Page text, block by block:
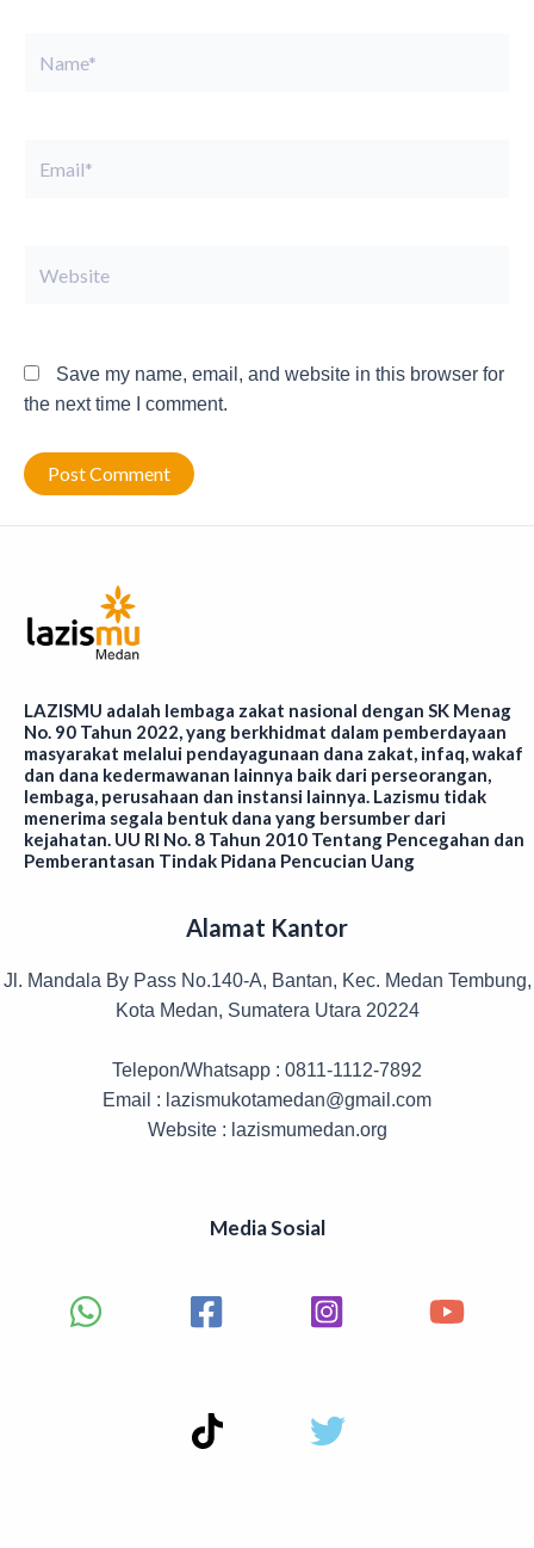
Save my name, email, and website in this browser for
the next time I comment.
LAZISMU adalah lembaga zakat nasional dengan SK Menag
No. 90 Tahun 2022, yang berkhidmat dalam pemberdayaan
masyarakat melalui pendayagunaan dana zakat, infaq, wakaf
dan dana kedermawanan lainnya baik dari perseorangan,
lembaga, perusahaan dan instansi lainnya. Lazismu tidak
menerima segala bentuk dana yang bersumber dari
kejahatan. UU RI No. 8 Tahun 2010 Tentang Pencegahan dan
Pemberantasan Tindak Pidana Pencucian Uang
Alamat Kantor
Jl. Mandala By Pass No.140-A, Bantan, Kec. Medan Tembung,
Kota Medan, Sumatera Utara 20224
Telepon/Whatsapp : 0811-1112-7892
Email : lazismukotamedan@gmail.com
Website : lazismumedan.org
Media Sosial